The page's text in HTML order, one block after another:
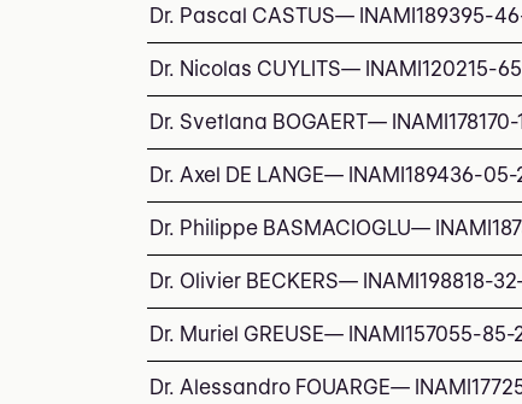
Dr. Pascal CASTUS— INAMI 189395-
Dr. Nicolas CUYLITS— INAMI 120215-
Dr. Svetlana BOGAERT— INAMI
Dr. Axel DE LANGE— INAMI 189436-05-
Dr. Philippe BASMACIOGLU— INAMI
Dr. Olivier BECKERS— INAMI 198818-
Dr. Muriel GREUSE— INAMI 157055-85-
Dr. Alessandro FOUARGE— INAMI